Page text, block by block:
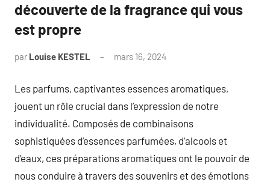
découverte de la fragrance qui vous
est propre
par Louise KESTEL mars 16, 2024
Les parfums, captivantes essences aromatiques,
jouent un rôle crucial dans l’expression de notre
individualité. Composés de combinaisons
sophistiquées d’essences parfumées, d’alcools et
d’eaux, ces préparations aromatiques ont le pouvoir de
nous conduire à travers des souvenirs et des émotions